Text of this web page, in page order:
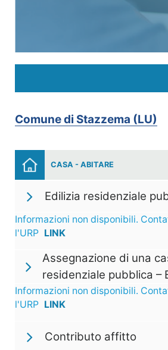
Comune di Stazzema (LU)
CASA - ABITARE
Edilizia residenziale
Informazioni non disponibili.
l'URP LINK
Assegnazione di una
residenziale pubblica –
Informazioni non disponibili.
l'URP LINK
Contributo affitto